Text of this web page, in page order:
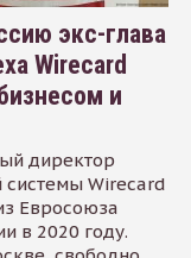
экс-глава
Wirecard
и
директор
Wirecard
Евросоюза
в 2020 году.